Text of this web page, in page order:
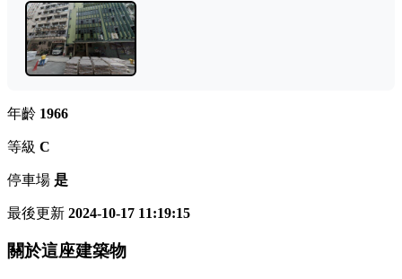
年齡 1966
等級 C
停車場 是
最後更新 2024-10-17 11:19:15
關於這座建築物